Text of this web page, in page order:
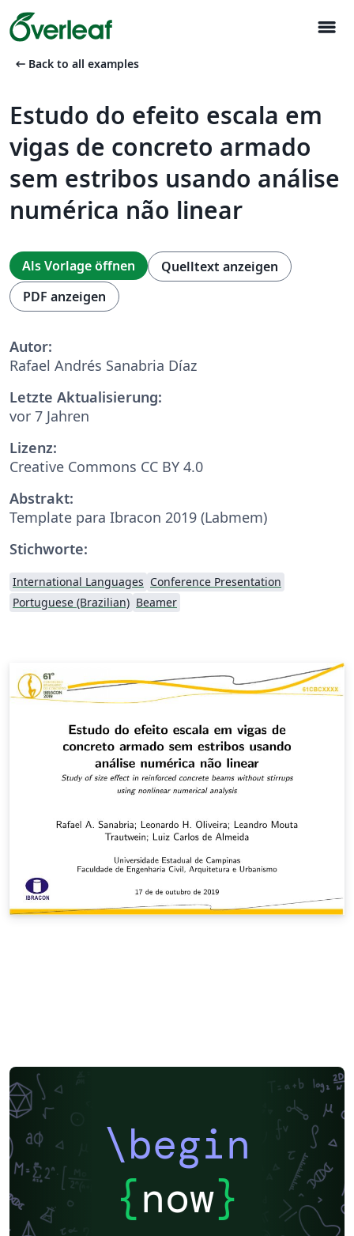
menu
arrow_left_alt Back to all examples
Estudo do efeito escala em
vigas de concreto armado
sem estribos usando análise
numérica não linear
Als Vorlage öffnen
Quelltext anzeigen
PDF anzeigen
Autor:
Rafael Andrés Sanabria Díaz
Letzte Aktualisierung:
vor 7 Jahren
Lizenz:
Creative Commons CC BY 4.0
Abstrakt:
Template para Ibracon 2019 (Labmem)
Stichworte:
International Languages Conference Presentation
Portuguese (Brazilian) Beamer
\begin
{now}